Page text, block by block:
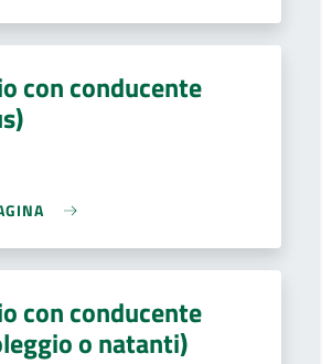
con conducente
con conducente
o natanti)